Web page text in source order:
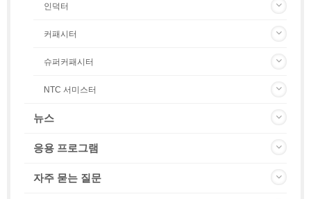
인덕터
커패시터
슈퍼커패시터
NTC 서미스터
뉴스
응용 프로그램
자주 묻는 질문